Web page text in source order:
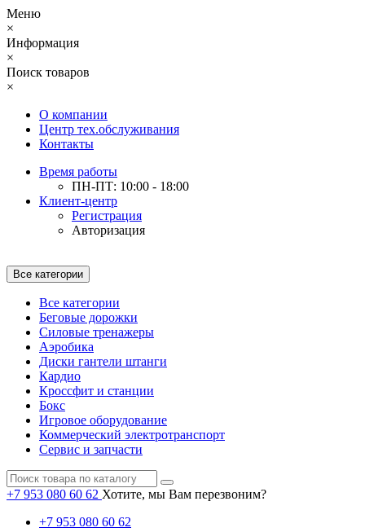
Меню
×
Информация
×
Поиск товаров
×
О компании
Центр тех.обслуживания
Контакты
Время работы
ПН-ПТ: 10:00 - 18:00
Клиент-центр
Регистрация
Авторизация
Все категории
Все категории
Беговые дорожки
Силовые тренажеры
Аэробика
Диски гантели штанги
Кардио
Кроссфит и станции
Бокс
Игровое оборудование
Коммерческий электротранспорт
Сервис и запчасти
+7 953 080 60 62 Хотите, мы Вам перезвоним?
+7 953 080 60 62